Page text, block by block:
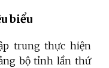
biểu
trung thực hiện
bộ tỉnh lần thứ